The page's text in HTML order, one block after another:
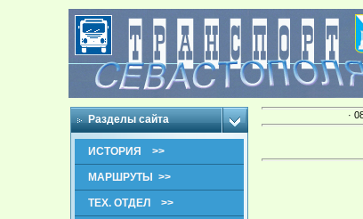
Разделы сайта
ИСТОРИЯ >>
МАРШРУТЫ >>
ТЕХ. ОТДЕЛ >>
·